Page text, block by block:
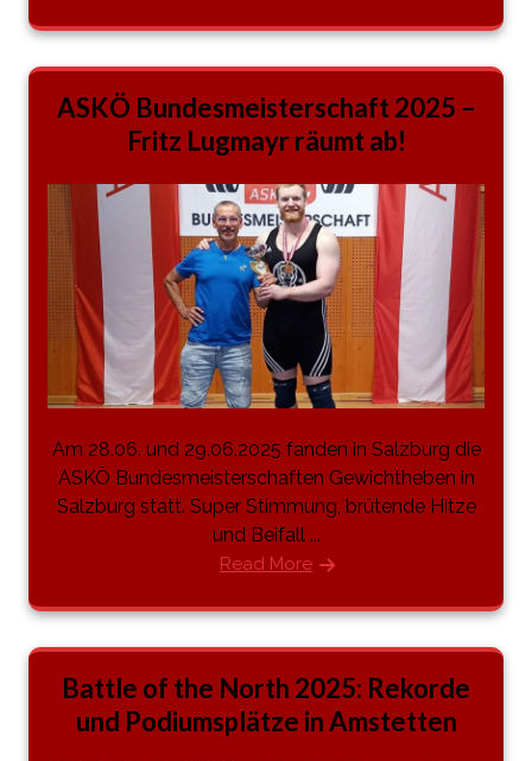
ASKÖ Bundesmeisterschaft 2025 –
Fritz Lugmayr räumt ab!
Am 28.06. und 29.06.2025 fanden in Salzburg die
ASKÖ Bundesmeisterschaften Gewichtheben in
Salzburg statt. Super Stimmung, brütende Hitze
und Beifall ...
Read More
Battle of the North 2025: Rekorde
und Podiumsplätze in Amstetten